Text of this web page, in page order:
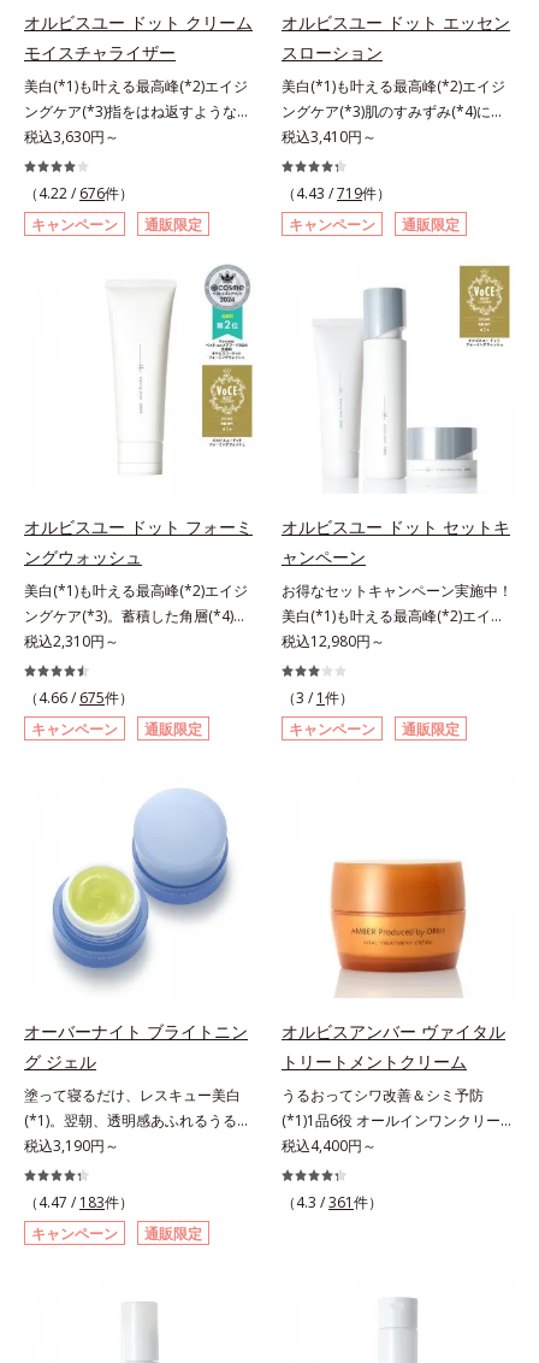
なり始めることおよび表面に新たな
膜ができ始めることで膜が強くくず
れにくくなり、密閉することで保湿
成分を浸透促進すること（角層ま
で）*5 保湿成分*6 角層まで＜使用
量目安＞大きめのパール1粒程度
※全顔使用の場合＜使用ステップ＞
洗顔料 ⇒ 化粧水 ⇒ 保湿液 ⇒オル
ビス リンクルブライトUVプロテク
ター N各商品の詳しい情報は商品ペ
ージをご覧ください。・BEAUTY夏
メマツヨイグサ抽出液、スイカズラ
エキス配合＝角層のすみずみまで水
分・油分を保ち、ハリ・ツヤを与え
る保湿成分*10 気持ちのことアレ
ルギーテスト済＝全ての方にアレル
ギーが起こらないということではあ
りません。
で、"顔全体にご使用いただける設
計"。見えているシワはもちろん、
自分では気づきにくい死角のシワの
改善にも効果を発揮します。*1 メ
ラニンの生成を抑え、シミ・ソバカ
スを防ぐ*2 ナイアシンアミド（有
効成分）、水添大豆リン脂質、フィ
トステロール、水（基剤）、
BG（保湿）*3 角層まで*4 K石けん
素地、ホホバアルコール、トリステ
アリン酸デカグリセリル（基剤）*5
角層の範囲内における自社従来品処
方との比較*6 ドクダミエキス、シ
クロヘキサンジカルボン酸ビスエト
キシジグリコール（保湿）＜使用量
目安＞パール1粒程度＜ご使用ステ
ップ＞洗顔料 ⇒ 化粧水 ⇒ ザ リン
クルセラム ⇒ 保湿液＜1商品あたり
180回（3ヵ月程度）各商品の詳し
い情報は商品ページをご覧くださ
い。・BEAUTY夏祭りは、こちら
カスを防ぎます。さらに、「アルテ
アネスレ(*6)」を配合し、うるおい
に満ちた自分本来の澄み渡るような
透明感を目指します。手に取った
時、なじませた時、後肌、と3段階
に変化するテクスチャーは、肌にす
ばやくなじみ、毎日の美白ケアを楽
しくする使いごこちを叶えました。
*1 メラニンの蓄積を抑え、シミ・
ソバカスを防ぐ*2 デクスパンテノ
ールW*3 これからできるシミのこ
と*4 うるおいによる透明感のある
肌*5 ターンオーバーを促進して、
メラニンの塊を微細化すること*6
品の詳しい情報は商品ページをご覧
ください。・BEAUTY夏祭りは、こ
オルビスユー ドット クリーム
モイスチャライザー
美白(*1)も叶える最高峰(*2)エイジ
ングケア(*3)指をはね返すような弾
力感が宿るハリ感 濃密フィットク
リーム。ハリも透明感(*4)も結果主
義。年齢サイン(*5)の因子に着目し
た肌科学エイジングケア(*3)シリー
ズ。オルビスユー ドットシリーズ
は、年齢による肌悩み一つ一つを対
処するのではなく、肌で起きている
ことの根本原因に着目。加齢ととも
に現れる年齢サインについて研究を
進めたところ、弾力感のない状態で
ある「ハリのなさ」や、くすみ(*6)
などが現れている状態である「透明
感のなさ」が、大人の肌印象に大き
シリーズは美容成分(*7)として
「G.D.F.アクティベーター(*8)」を
配合。そして、従来から配合してい
る美白(*1)有効成分「トラネキサム
酸」を配合しました。さらに、シリ
ーズ共通の美容成分「GLルートブ
ースター(*9)」を配合することで、
肌のふっくら感や透明感を叶えま
す。美白ケアしながら多角的なエイ
ジングケアが叶うシリーズに。3ス
感を。効果的なシナジー設計で、あ
なたのエイジングケアを応援しま
す。*1 メラニンの生成を抑え、シ
ミ・ソバカスを防ぐ（ウォッシュを
除く）*2 オルビス内スキンケアシ
リーズの保湿力*3 年齢に応じたお
手入れのこと*4 うるおいによる
*5 乾燥、ハリ・ツヤのなさ*6
セラカエルレア果汁、ノバラエキス
配合＝うるおいを与えハリと透明感
に満ちた肌へ導く保湿成分*9 メマ
ツヨイグサ抽出液、スイカズラエキ
ス配合＝角層のすみずみまで水分・
油分を保ち、ハリ・ツヤを与える保
湿成分*10 気持ちのこと
税込3,630円～
（4.22 / 676件）
キャンペーン
通販限定
オルビスユー ドット エッセン
スローション
美白(*1)も叶える最高峰(*2)エイジ
ングケア(*3)肌のすみずみ(*4)にし
みわたるうるおい充満ローション。
ハリも透明感(*5)も結果主義。年齢
サイン(*6)の因子に着目した肌科学
エイジングケア(*3)シリーズ。オル
ビスユー ドットシリーズは、年齢
による肌悩み一つ一つを対処するの
ではなく、肌で起きていることの根
本原因に着目。加齢とともに現れる
年齢サインについて研究を進めたと
リのなさ」や、くすみ(*7)などが現
れている状態である「透明感のな
さ」が、大人の肌印象に大きな影響
を与えていることがわかりました。
そこでオルビスユー ドットシリー
ズは美容成分(*8)として「G.D.F.ア
クティベーター(*9)」を配合。そし
て、従来から配合している美白(*1)
有効成分「トラネキサム酸」を配合
しました。さらに、シリーズ共通の
美容成分「GLルートブースター
(*10)」を配合することで、肌のふ
っくら感や透明感を叶えます。美白
ケアしながら多角的なエイジングケ
アが叶うシリーズに。3ステップで
スを防ぐ（ウォッシュを除く）*2
オルビス内スキンケアシリーズの保
湿力*3 年齢に応じたお手入れのこ
と*4 角層まで*5 うるおいによ
る*6 乾燥、ハリ・ツヤのなさ
*7 乾燥による*8 保湿成分*9
ロニセラカエルレア果汁、ノバラエ
キス配合＝うるおいを与えハリと透
明感に満ちた肌へ導く保湿成分
*10 メマツヨイグサ抽出液、スイ
カズラエキス配合＝角層のすみずみ
まで水分・油分を保ち、ハリ・ツヤ
を与える保湿成分*11 気持ちのこ
と
税込3,410円～
（4.43 /719件）
キャンペーン
通販限定
オルビスユー ドット フォーミ
ングウォッシュ
美白(*1)も叶える最高峰(*2)エイジ
ングケア(*3)。蓄積した角層(*4)を
絡めとりくすみ(*5)を晴らす高密着
マイルドピーリング(*6)洗顔料。ハ
リも透明感(*7)も結果主義。年齢サ
イン(*8)の因子に着目した肌科学エ
イジングケア(*3)シリーズ。オルビ
よる肌悩み一つ一つを対処するので
はなく、肌で起きていることの根本
原因に着目。加齢とともに現れる年
齢サインについて研究を進めたとこ
ろ、弾力感のない状態である「ハリ
のなさ」や、くすみ(*5)などが現れ
ている状態である「透明感のなさ」
が、大人の肌印象に大きな影響を与
えていることがわかりました。そこ
でオルビスユー ドットシリーズは
美容成分(*9)として「G.D.F.アクテ
ィベーター(*10)」を配合。そし
て、従来から配合している美白(*1)
有効成分「トラネキサム酸」を配合
しました。さらに、シリーズ共通の
美容成分「GLルートブースター
(*11)」を配合することで、肌のふ
っくら感や透明感を叶えます。美白
ケアしながら多角的なエイジングケ
上向き(*12)のハリと透明感を。効
税込2,310円～
（4.66 / 675件）
キャンペーン
通販限定
オルビスユー ドット セットキ
ャンペーン
お得なセットキャンペーン実施中！
美白(*1)も叶える最高峰(*2)エイジ
ングケア(*3)。ハリも透明感(*4)も
結果主義。年齢サイン(*5)の因子に
着目した肌科学エイジングケア(*3)
シリーズ。オルビスユー ドットシ
リーズは、年齢による肌悩み一つ一
ない状態である「ハリのなさ」や、
くすみ(*6)などが現れている状態で
ある「透明感のなさ」が現れること
で大人の肌印象に大きな影響を与え
ていることが分かりました。そこで
オルビスユー ドットシリーズは美
容成分(*7)として「G.D.F.アクティ
ベーター(*8)」を配合。そして、従
来から配合している美白有効成分
「トラネキサム酸」を配合しまし
た。さらに、シリーズ共通の美容成
分(*7)「GLルートブースター(*9)」
を配合することで、肌のふっくら感
や透明感を叶えます。美白ケアしな
シナジー設計で、あなたのエイジン
グケアを応援します。*1 メラニン
税込12,980円～
（3 / 1件）
キャンペーン
通販限定
オーバーナイト ブライトニン
グ ジェル
塗って寝るだけ、レスキュー美白
(*1)。翌朝、透明感あふれるうるぷ
る肌を叶える、お守り涼感ジェルパ
ック。紫外線を浴びた日の夜は、ひ
んやり気持ちいいジェルでお肌をレ
スキュー！ メラニンの産生指令が
活発になる夜の肌環境に着目して、
(*2)ツヤ肌”へと整える夜用ジェルパ
税込3,190円～
（4.47 / 183件）
キャンペーン
通販限定
オルビスアンバー ヴァイタル
トリートメントクリーム
うるおってシワ改善＆シミ予防
(*1)1品6役 オールインワンクリー
ム。オルビスアンバーは、いつも⾃
然体で美しくありたいと願う⼤⼈世
代に寄り添うブランドです。年齢印
れで賢いケアを。ライフスタイルに
なじむ、若々しい印象(*2)作りのサ
税込4,400円～
（4.3 /361件）